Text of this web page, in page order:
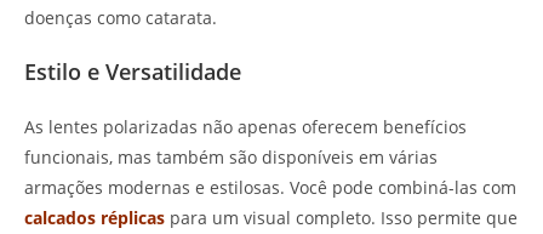
doenças como catarata.
Estilo e Versatilidade
As lentes polarizadas não apenas oferecem benefícios
funcionais, mas também são disponíveis em várias
armações modernas e estilosas. Você pode combiná-las com
calcados réplicas para um visual completo. Isso permite que